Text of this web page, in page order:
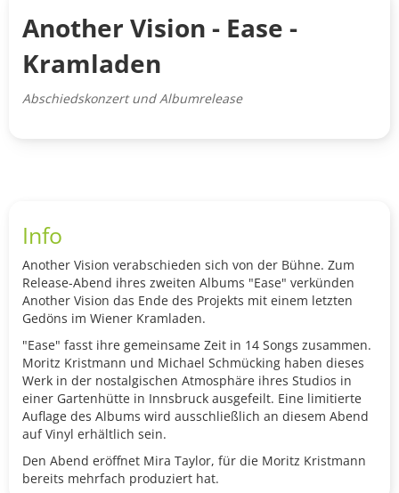
Another Vision - Ease -
Kramladen
Abschiedskonzert und Albumrelease
Info
Another Vision verabschieden sich von der Bühne. Zum
Release-Abend ihres zweiten Albums "Ease" verkünden
Another Vision das Ende des Projekts mit einem letzten
Gedöns im Wiener Kramladen.
"Ease" fasst ihre gemeinsame Zeit in 14 Songs zusammen.
Moritz Kristmann und Michael Schmücking haben dieses
Werk in der nostalgischen Atmosphäre ihres Studios in
einer Gartenhütte in Innsbruck ausgefeilt. Eine limitierte
Auflage des Albums wird ausschließlich an diesem Abend
auf Vinyl erhältlich sein.
Den Abend eröffnet Mira Taylor, für die Moritz Kristmann
bereits mehrfach produziert hat.